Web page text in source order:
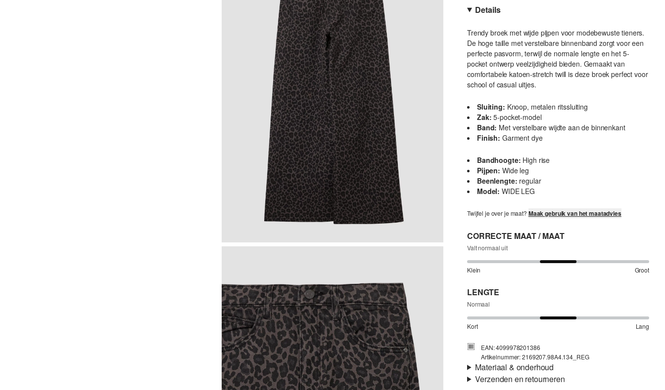
Details
Trendy broek met wijde pijpen voor modebewuste tieners.
De hoge taille met verstelbare binnenband zorgt voor een
perfecte pasvorm, terwijl de normale lengte en het 5-
pocket ontwerp veelzijdigheid bieden. Gemaakt van
comfortabele katoen-stretch twill is deze broek perfect voor
school of casual uitjes.
Sluiting: Knoop, metalen ritssluiting
Zak: 5-pocket-model
Band: Met verstelbare wijdte aan de binnenkant
Finish: Garment dye
Bandhoogte: High rise
Pijpen: Wide leg
Beenlengte: regular
Model: WIDE LEG
Twijfel je over je maat? Maak gebruik van het maatadvies
CORRECTE MAAT / MAAT
Valt normaal uit
Klein Groot
LENGTE
Normaal
Kort Lang
EAN: 4099978201386
Artikelnummer: 2169207.98A4.134_REG
Materiaal & onderhoud
Verzenden en retourneren